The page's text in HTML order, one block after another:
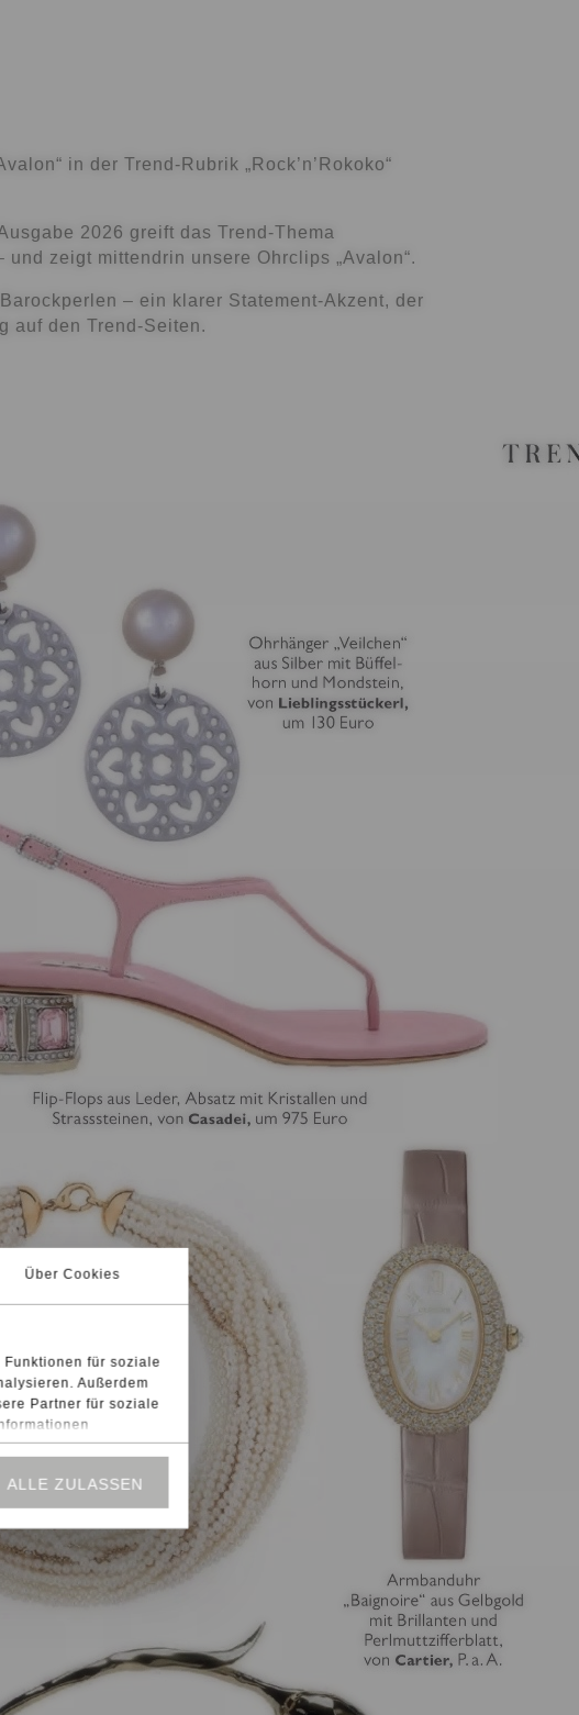
Über Cookies
für soziale
Außerdem
Partner für soziale
haben oder die
von Daten in
ALLE ZULASSEN
in der Trend-Rubrik
„Rock’n’Rokoko“
2026 greift das Trend-Thema
und zeigt mittendrin unsere Ohrclips„Avalon“.
– ein klarer Statement-Akzent, der
auf den Trend-Seiten.